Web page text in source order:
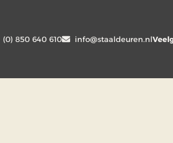
(0) 850 640 610 info@staaldeuren.nl